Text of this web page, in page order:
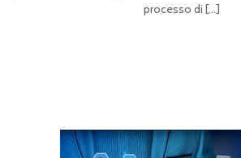
processo di […]